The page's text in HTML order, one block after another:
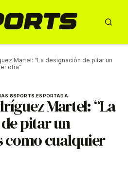
Martel: “La designación de pitar un
otra”
8SPORTS.ESPORTADA
Martel: “La
pitar un
como cualquier